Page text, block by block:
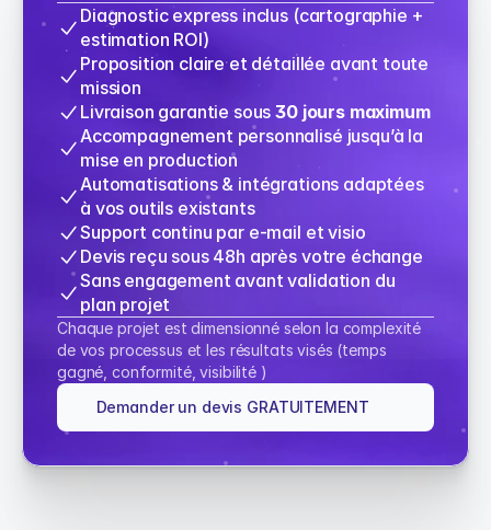
Diagnostic express inclus (cartographie +
estimation ROI)
Proposition claire et détaillée avant toute
mission
Livraison garantie sous 30 jours maximum
Accompagnement personnalisé jusqu’à la
mise en production
Automatisations & intégrations adaptées
à vos outils existants
Support continu par e-mail et visio
Devis reçu sous 48h après votre échange
Sans engagement avant validation du
plan projet
Chaque projet est dimensionné selon la complexité
de vos processus et les résultats visés (temps
gagné, conformité, visibilité )
Demander un devis GRATUITEMENT